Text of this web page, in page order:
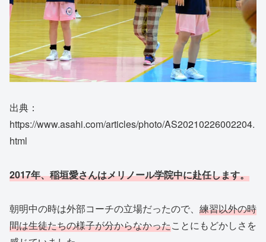
出典：
https://www.asahi.com/articles/photo/AS20210226002204.
html
2017年、稲垣愛さんはメリノール学院中に赴任します。
朝明中の時は外部コーチの立場だったので、 練習以外の時
間は生徒たちの様子が分からなかったことにもどかしさを